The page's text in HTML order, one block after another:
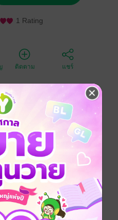
1 Rating
ติดตาม แชร์
ส" ที่กำลังเป็นเรื่องยาว
ซ้ำกับรุ่นพี่จินัตสึที่เป็น
คาแร็กเตอร์พี่สาว ทว่า
งเกินไปก็เลย!?
เฮฮาของผมกับโรโบโกะ
นต์